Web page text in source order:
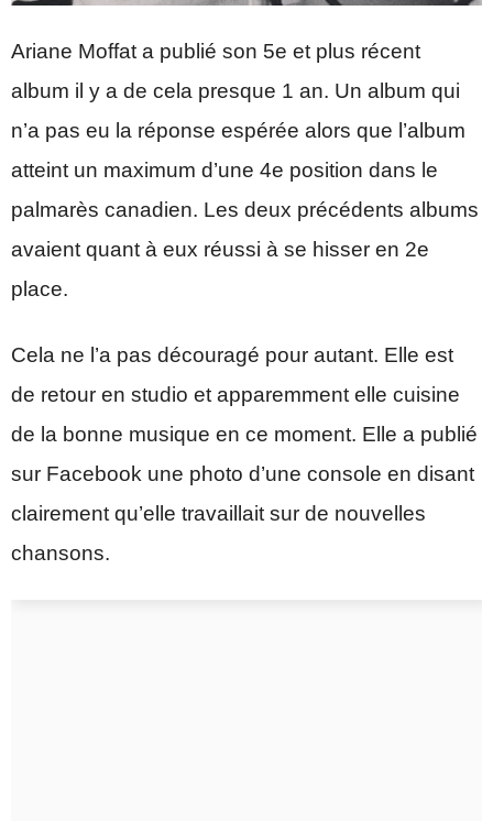
Ariane Moffat a publié son 5e et plus récent
album il y a de cela presque 1 an. Un album qui
n’a pas eu la réponse espérée alors que l’album
atteint un maximum d’une 4e position dans le
palmarès canadien. Les deux précédents albums
avaient quant à eux réussi à se hisser en 2e
place.
Cela ne l’a pas découragé pour autant. Elle est
de retour en studio et apparemment elle cuisine
de la bonne musique en ce moment. Elle a publié
sur Facebook une photo d’une console en disant
clairement qu’elle travaillait sur de nouvelles
chansons.